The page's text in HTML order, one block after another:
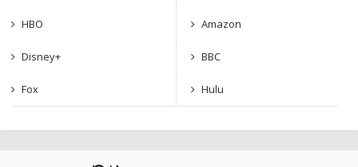
HBO Amazon
Disney+ BBC
Fox Hulu